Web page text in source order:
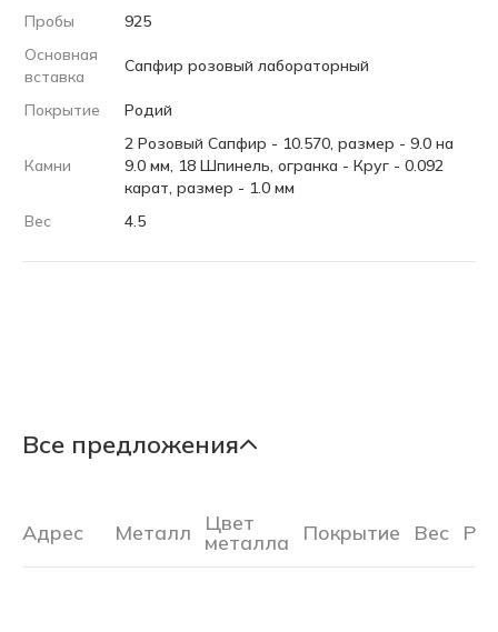
Пробы
925
Основная
вставка
Сапфир розовый лабораторный
Покрытие Родий
Камни
2 Розовый Сапфир - 10.570, размер - 9.0 на
9.0 мм, 18 Шпинель, огранка - Круг - 0.092
карат, размер - 1.0 мм
Вес
4.5
Все предложения
Адрес Металл Цвет
металла Покрытие Вес